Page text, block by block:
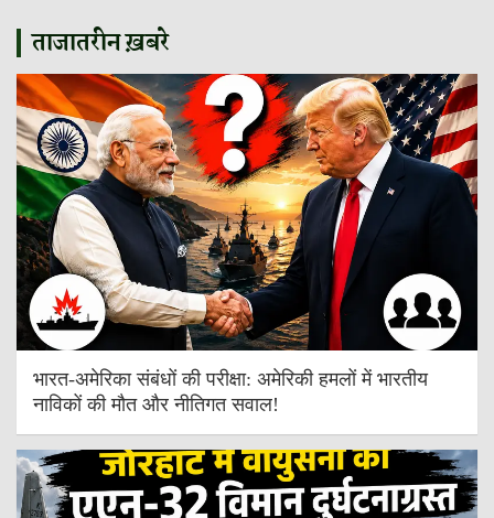
ताजातरीन ख़बरे
भारत-अमेरिका संबंधों की परीक्षा: अमेरिकी हमलों में भारतीय
नाविकों की मौत और नीतिगत सवाल!